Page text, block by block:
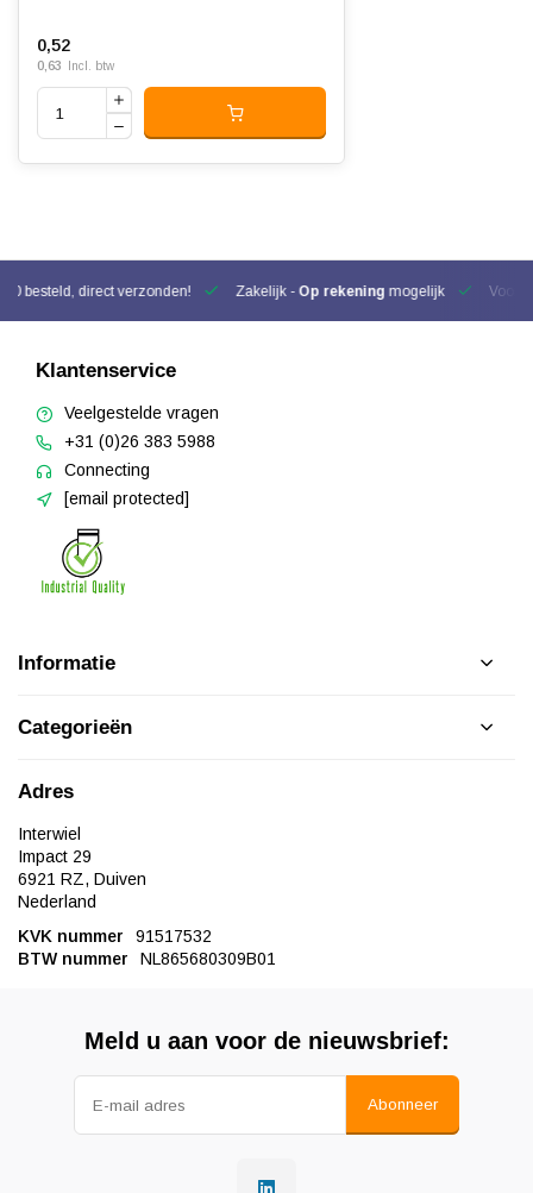
0,52
0,63 Incl. btw
besteld, direct verzonden! Zakelijk - Op rekening mogelijk Voor
Klantenservice
Veelgestelde vragen
+31 (0)26 383 5988
Connecting
[email protected]
Informatie
Categorieën
Adres
Interwiel
Impact 29
6921 RZ, Duiven
Nederland
KVK nummer
91517532
BTW nummer
NL865680309B01
Meld u aan voor de nieuwsbrief:
Abonneer